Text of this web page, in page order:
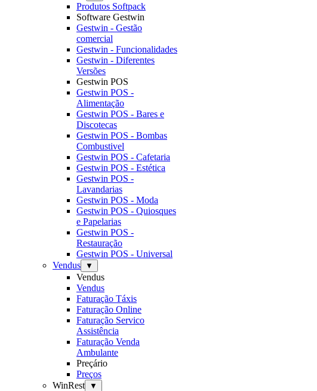
Produtos Softpack
Software Gestwin
Gestwin - Gestão
comercial
Gestwin - Funcionalidades
Gestwin - Diferentes
Versões
Gestwin POS
Gestwin POS -
Alimentação
Gestwin POS - Bares e
Discotecas
Gestwin POS - Bombas
Combustivel
Gestwin POS - Cafetaria
Gestwin POS - Estética
Gestwin POS -
Lavandarias
Gestwin POS - Moda
Gestwin POS - Quiosques
e Papelarias
Gestwin POS -
Restauração
Gestwin POS - Universal
Vendus
▼
Vendus
Vendus
Faturação Táxis
Faturação Online
Faturação Servico
Assistência
Faturação Venda
Ambulante
Preçário
Preços
WinRest
▼